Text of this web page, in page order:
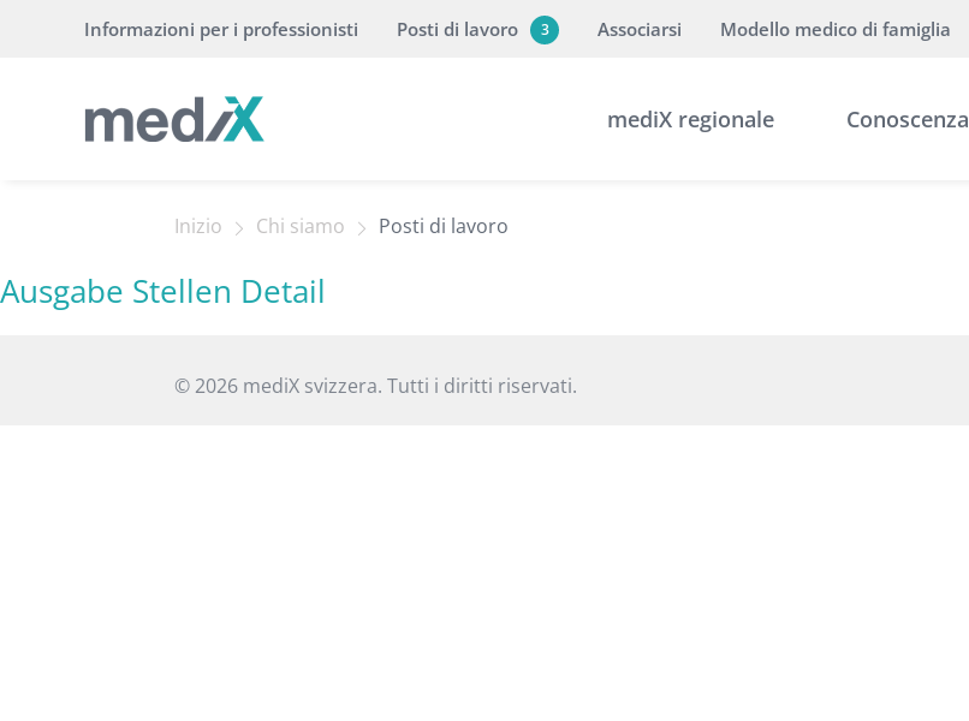
Informazioni per i professionisti Posti di lavoro 3 Associarsi Modello medico di famiglia
mediX regionale Conoscenza
Inizio Chi siamo Posti di lavoro
Ausgabe Stellen Detail
© 2026 mediX svizzera. Tutti i diritti riservati.